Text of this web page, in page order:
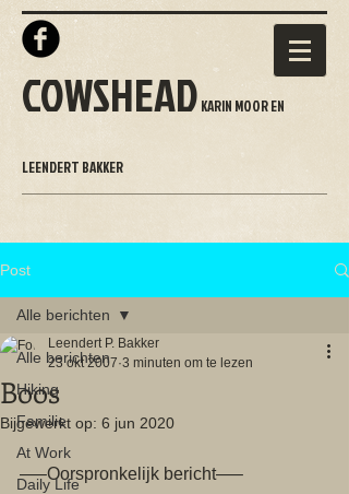
COWSHEAD KARIN MOOR EN
LEENDERT BAKKER
Post
Alle berichten
Hiking
Familie
At Work
Daily Life
Alle berichten
Boos
Leendert P. Bakker
23 okt 2007 3 minuten om te lezen
Bijgewerkt op: 6 jun 2020
—–Oorspronkelijk bericht—–